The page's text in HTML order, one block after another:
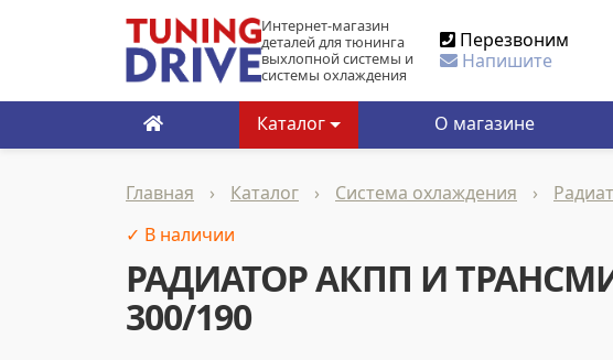
Интернет-магазин
деталей для тюнинга
выхлопной системы и
системы охлаждения
Перезвоним
Напишите
Каталог О магазине
Главная › Каталог › Система охлаждения ›
✓ В наличии
РАДИАТОР АКПП И
300/190